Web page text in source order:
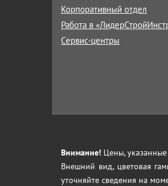
Корпоративный отдел
Работа в
Сервис-центры
Внимание! Цены,
Внешний вид, цветовая
уточняйте сведения на